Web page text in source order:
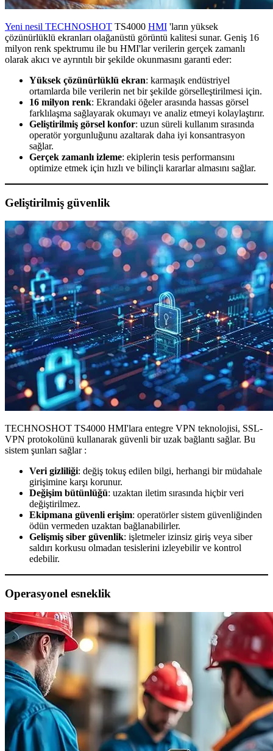
Yeni nesil TECHNOSHOT TS4000 HMI 'ların yüksek
çözünürlüklü ekranları olağanüstü görüntü kalitesi sunar. Geniş 16
milyon renk spektrumu ile bu HMI'lar verilerin gerçek zamanlı
olarak akıcı ve ayrıntılı bir şekilde okunmasını garanti eder:
Yüksek çözünürlüklü ekran: karmaşık endüstriyel
ortamlarda bile verilerin net bir şekilde görselleştirilmesi için.
16 milyon renk: Ekrandaki öğeler arasında hassas görsel
farklılaşma sağlayarak okumayı ve analiz etmeyi kolaylaştırır.
Geliştirilmiş görsel konfor: uzun süreli kullanım sırasında
operatör yorgunluğunu azaltarak daha iyi konsantrasyon
sağlar.
Gerçek zamanlı izleme: ekiplerin tesis performansını
optimize etmek için hızlı ve bilinçli kararlar almasını sağlar.
Geliştirilmiş güvenlik
TECHNOSHOT TS4000 HMI'lara entegre VPN teknolojisi, SSL-
VPN protokolünü kullanarak güvenli bir uzak bağlantı sağlar. Bu
sistem şunları sağlar :
Veri gizliliği: değiş tokuş edilen bilgi, herhangi bir müdahale
girişimine karşı korunur.
Değişim bütünlüğü: uzaktan iletim sırasında hiçbir veri
değiştirilmez.
Ekipmana güvenli erişim: operatörler sistem güvenliğinden
ödün vermeden uzaktan bağlanabilirler.
Gelişmiş siber güvenlik: işletmeler izinsiz giriş veya siber
saldırı korkusu olmadan tesislerini izleyebilir ve kontrol
edebilir.
Operasyonel esneklik